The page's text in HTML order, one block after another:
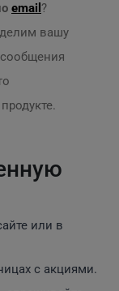
email ?
вашу
или в
с акциями.